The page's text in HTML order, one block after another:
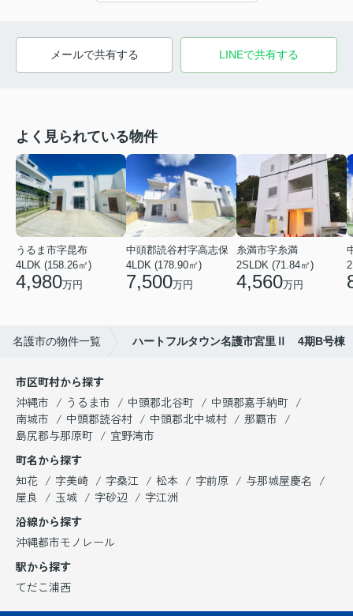
メールで共有する LINEで共有する
よく見られている物件
うるま市字昆布
4LDK (158.26㎡)
4,980万円
中頭郡読谷村字高志保
4LDK (178.90㎡)
7,500万円
糸満市字糸満
2SLDK (71.84㎡)
4,560万円
名護市の物件一覧 ハートフルタウン名護市宮里Ⅱ 4期B号棟
市区町村から探す
沖縄市
うるま市 中頭郡北谷町
中頭郡嘉手納町
南城市
中頭郡読谷村 中頭郡北中城村
那覇市
島尻郡与那原町
宜野湾市
町名から探す
知花
字美崎 字桑江 松本 字前原
与那城屋慶名
屋良
玉城 字砂辺
字江洲
沿線から探す
沖縄都市モノレール
駅から探す
てだこ浦西